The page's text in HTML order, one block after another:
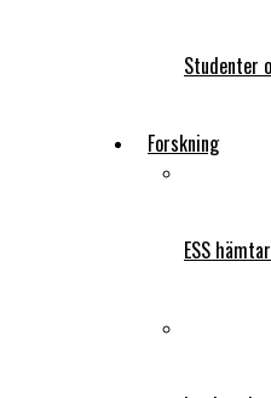
Studenter
Forskning
ESS